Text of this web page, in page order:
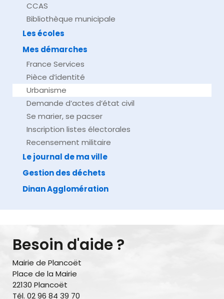
CCAS
Bibliothèque municipale
Les écoles
Mes démarches
France Services
Pièce d’identité
Urbanisme
Demande d’actes d’état civil
Se marier, se pacser
Inscription listes électorales
Recensement militaire
Le journal de ma ville
Gestion des déchets
Dinan Agglomération
Besoin d'aide ?
Mairie de Plancoët
Place de la Mairie
22130 Plancoët
Tél. 02 96 84 39 70